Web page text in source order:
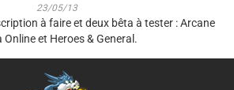
23/05/13
à faire et deux bêta à tester : Arcane
Online et Heroes & General.